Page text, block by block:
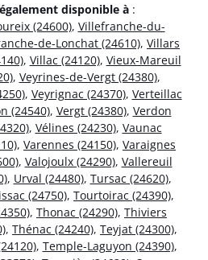
disponible à :
(24600), Villefranche-du-
de-Lonchat (24610), Villars
, Villac (24120), Vieux-Mareuil
, Veyrines-de-Vergt (24380),
, Veyrignac (24370), Verteillac
(24540), Vergt (24380), Verdon
, Vélines (24230), Vaunac
, Varennes (24150), Varaignes
, Valojoulx (24290), Vallereuil
, Urval (24480), Tursac (24620),
(24750), Tourtoirac (24390),
, Thonac (24290), Thiviers
, Thénac (24240), Teyjat (24300),
, Temple-Laguyon (24390),